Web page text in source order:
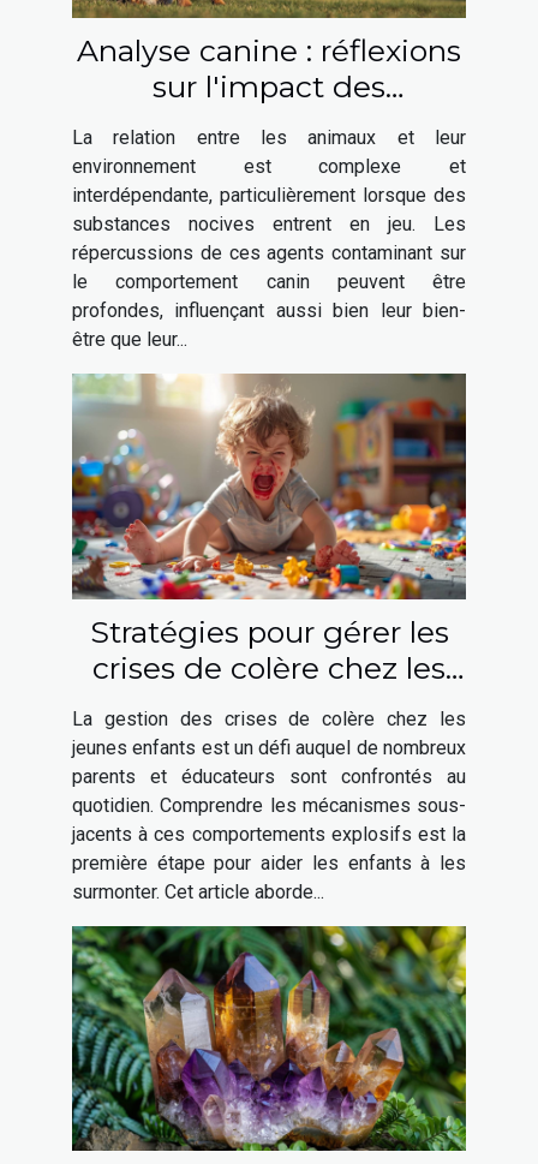
Analyse canine : réflexions
sur l'impact des
substances nocives sur le
comportement animal
La relation entre les animaux et leur
environnement est complexe et
interdépendante, particulièrement lorsque des
substances nocives entrent en jeu. Les
répercussions de ces agents contaminant sur
le comportement canin peuvent être
profondes, influençant aussi bien leur bien-
être que leur...
Stratégies pour gérer les
crises de colère chez les
jeunes enfants
La gestion des crises de colère chez les
jeunes enfants est un défi auquel de nombreux
parents et éducateurs sont confrontés au
quotidien. Comprendre les mécanismes sous-
jacents à ces comportements explosifs est la
première étape pour aider les enfants à les
surmonter. Cet article aborde...